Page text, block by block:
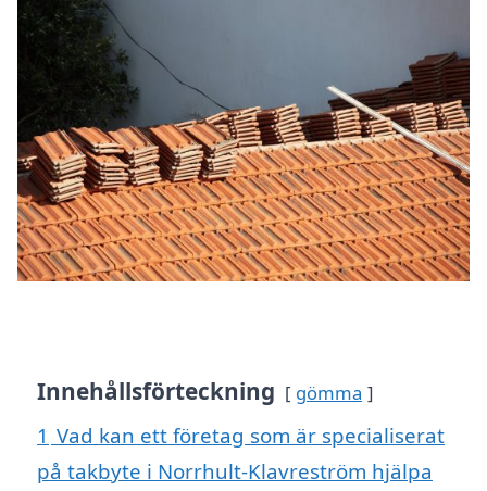
Innehållsförteckning gömma
1 Vad kan ett företag som är specialiserat
på takbyte i Norrhult-Klavreström hjälpa